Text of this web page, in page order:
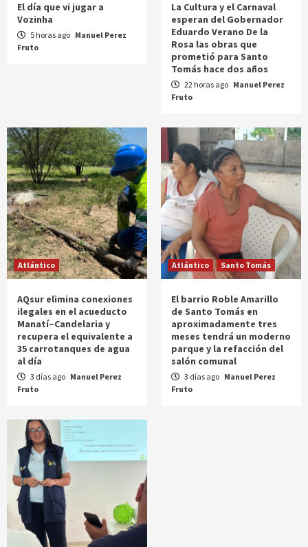
El día que vi jugar a
Vozinha
5 horas ago Manuel Perez
Fruto
La Cultura y el Carnaval
esperan del Gobernador
Eduardo Verano De la
Rosa las obras que
prometió para Santo
Tomás hace dos años
22 horas ago Manuel Perez
Fruto
Atlántico
AQsur elimina conexiones
ilegales en el acueducto
Manatí–Candelaria y
recupera el equivalente a
35 carrotanques de agua
al día
3 días ago Manuel Perez
Fruto
Atlántico Santo Tomás
El barrio Roble Amarillo
de Santo Tomás en
aproximadamente tres
meses tendrá un moderno
parque y la refacción del
salón comunal
3 días ago Manuel Perez
Fruto